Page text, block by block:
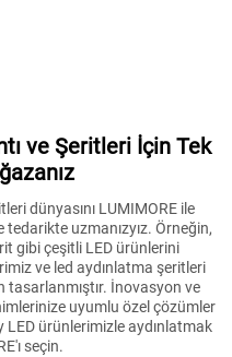
ve Şeritleri İçin Tek
dünyasını LUMIMORE ile
uzmanızyız. Örneğin,
gibi çeşitli LED ürünlerini
ve led aydınlatma şeritleri
İnovasyon ve
uyumlu özel çözümler
ürünlerimizle aydınlatmak
seçin.